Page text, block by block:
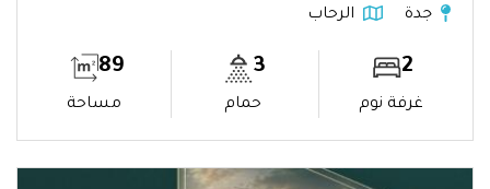
جدة الرحاب
2
غرفة نوم
3
حمام
89
مساحة